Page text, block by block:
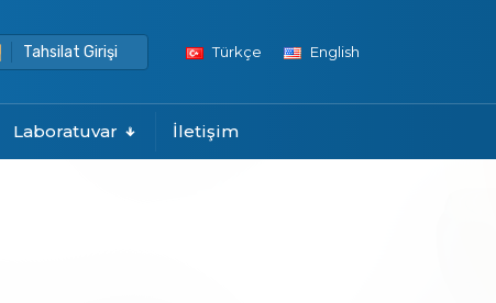
Tahsilat Girişi Türkçe English
Laboratuvar İletişim